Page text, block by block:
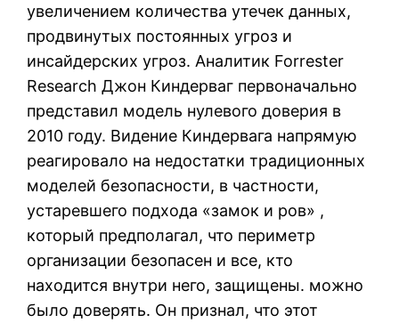
увеличением количества утечек данных,
продвинутых постоянных угроз и
инсайдерских угроз. Аналитик Forrester
Research Джон Киндерваг первоначально
представил модель нулевого доверия в
2010 году. Видение Киндервага напрямую
реагировало на недостатки традиционных
моделей безопасности, в частности,
устаревшего подхода «замок и ров» ,
который предполагал, что периметр
организации безопасен и все, кто
находится внутри него, защищены. можно
было доверять. Он признал, что этот